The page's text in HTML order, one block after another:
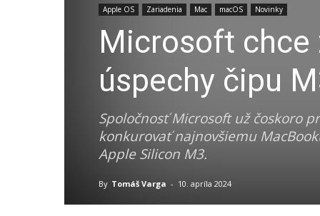
Apple OS Zariadenia Mac macOS Novinky
Microsoft chce
úspechy čipu
Spoločnosť Microsoft už čoskoro
konkurovať najnovšiemu
Apple Silicon M3.
By Tomáš Varga - 10. apríla 2024